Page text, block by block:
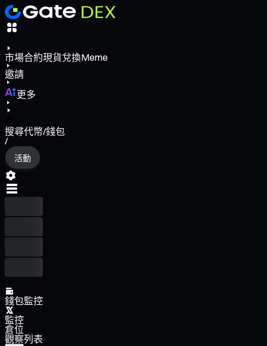
市場合約現貨兌換Meme
邀請
更多
搜尋代幣/錢包
/
活動
錢包監控
監控
倉位
觀察列表